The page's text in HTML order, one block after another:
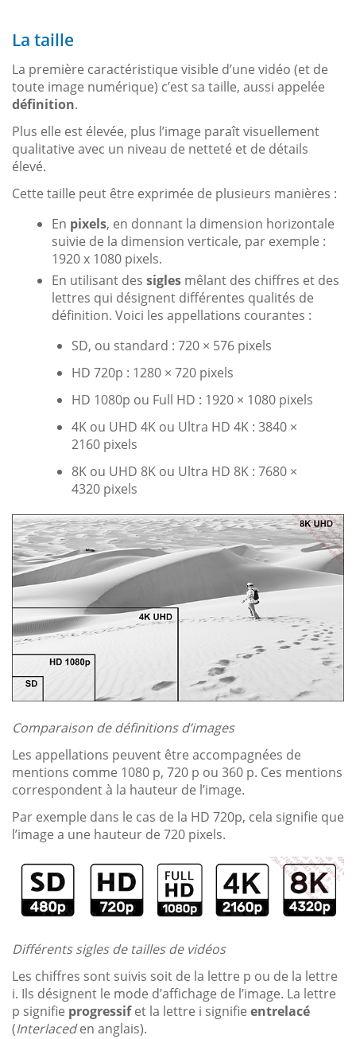
La taille
La première caractéristique visible d’une vidéo (et de
toute image numérique) c’est sa taille, aussi appelée
définition.
Plus elle est élevée, plus l’image paraît visuellement
qualitative avec un niveau de netteté et de détails
élevé.
Cette taille peut être exprimée de plusieurs manières :
En pixels, en donnant la dimension horizontale
suivie de la dimension verticale, par exemple :
1920 x 1080 pixels.
En utilisant des sigles mêlant des chiffres et des
lettres qui désignent différentes qualités de
définition. Voici les appellations courantes :
SD, ou standard : 720 × 576 pixels
HD 720p : 1280 × 720 pixels
HD 1080p ou Full HD : 1920 × 1080 pixels
4K ou UHD 4K ou Ultra HD 4K : 3840 ×
2160 pixels
8K ou UHD 8K ou Ultra HD 8K : 7680 ×
4320 pixels
Comparaison de définitions d’images
Les appellations peuvent être accompagnées de
mentions comme 1080 p, 720 p ou 360 p. Ces mentions
correspondent à la hauteur de l’image.
Par exemple dans le cas de la HD 720p, cela signifie que
l’image a une hauteur de 720 pixels.
Différents sigles de tailles de vidéos
Les chiffres sont suivis soit de la lettre p ou de la lettre
i. Ils désignent le mode d’affichage de l’image. La lettre
p signifie progressifet la lettre i signifie entrelacé
(Interlaceden anglais).